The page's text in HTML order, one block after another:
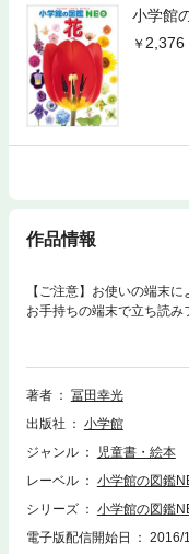
小学館
2,376
作品情報
【ご注意】お使いの端末
お手持ちの端末で立ち読み
す。いちばん売れている
て、新版登場！恐竜はも
のようすがわかりやすい
の研究にもとづいた精緻で
ている恐竜も、ていねいに
は、まだまだ謎が多いこと
子どもたちの「自分で考え
れません。 ※この作品はカ
著者
冨田幸光
出版社
小学館
ジャンル
児童書・絵本
レーベル
小学館の図鑑
シリーズ
小学館の図鑑
電子版配信開始日
2016/